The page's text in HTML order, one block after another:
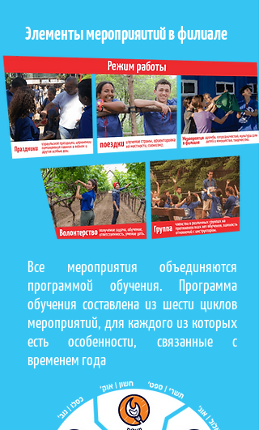
Элементы мероприяитий в филиале
Все мероприятия объединяются
программой обучения. Программа
обучения составлена из шести циклов
мероприятий, для каждого из которых
есть особенности, связанные с
временем года